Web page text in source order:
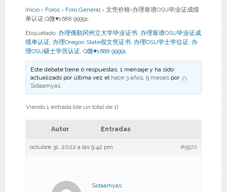
Inicio › Foros › Foro General › 文凭价格•办理靠谱OSU毕业证成绩
单认证,Q微♥1688 99991,
Etiquetado: 办理俄勒冈州立大学毕业证书, 办理靠谱OSU毕业证成
绩单认证, 办理Oregon State假文凭证书, 办理OSU学士学位证, 办
理OSU硕士学历认证, Q微♥1688 99991
Este debate tiene 0 respuestas, 1 mensaje y ha sido
actualizado por última vez el hace 3 años, 9 meses por
Sidaamyas.
Viendo 1 entrada (de un total de 1)
Autor Entradas
octubre 31, 2022 a las 9:42 pm #5972
Sidaamyas